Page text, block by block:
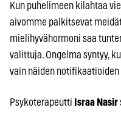
Kun puhelimeen kilahtaa
aivomme palkitsevat
mielihyvähormoni saa
valittuja. Ongelma syntyy,
vain näiden notifikaatioiden
Psykoterapeutti Israa Nasir